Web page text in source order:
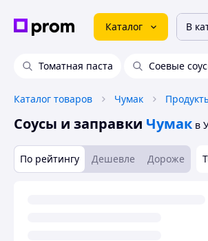
Каталог В
Томатная паста Соевые
Каталог товаров Чумак
Соусы и заправки Чумак в
По рейтингу Дешевле Дороже